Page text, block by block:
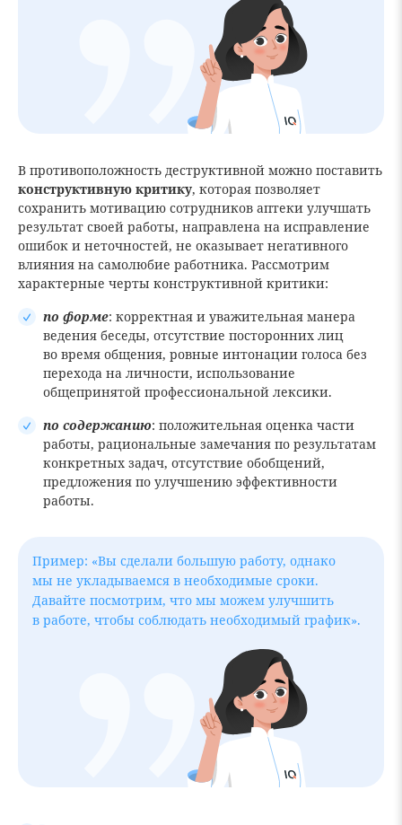
В противоположность деструктивной можно поставить
конструктивную критику, которая позволяет
сохранить мотивацию сотрудников аптеки улучшать
результат своей работы, направлена на исправление
ошибок и неточностей, не оказывает негативного
влияния на самолюбие работника. Рассмотрим
характерные черты конструктивной критики:
по форме: корректная и уважительная манера
ведения беседы, отсутствие посторонних лиц
во время общения, ровные интонации голоса без
перехода на личности, использование
общепринятой профессиональной лексики.
по содержанию: положительная оценка части
работы, рациональные замечания по результатам
конкретных задач, отсутствие обобщений,
предложения по улучшению эффективности
работы.
Пример: «Вы сделали большую работу, однако
мы не укладываемся в необходимые сроки.
Давайте посмотрим, что мы можем улучшить
в работе, чтобы соблюдать необходимый график».